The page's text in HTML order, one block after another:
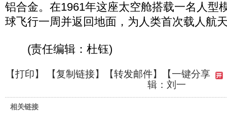
铝合金。在1961年这座太空舱搭载一名人型
球飞行一周并返回地面，为人类首次载人航
(责任编辑：杜钰)
【打印】 【复制链接】【转发邮件】
【一键分享
辑：刘一
相关链接